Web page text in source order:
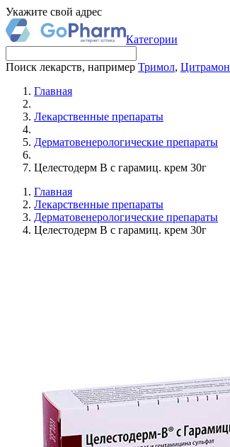
Укажите свой адрес
Категории
Поиск лекарств, например Тримол, Цитрамон
Главная
Лекарственные препараты
Дерматовенерологические препараты
Целестодерм В с гарамиц. крем 30г
Главная
Лекарственные препараты
Дерматовенерологические препараты
Целестодерм В с гарамиц. крем 30г